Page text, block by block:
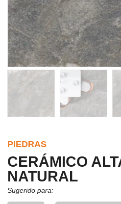
PIEDRAS
CERÁMICO
NATURAL
Sugerido para: